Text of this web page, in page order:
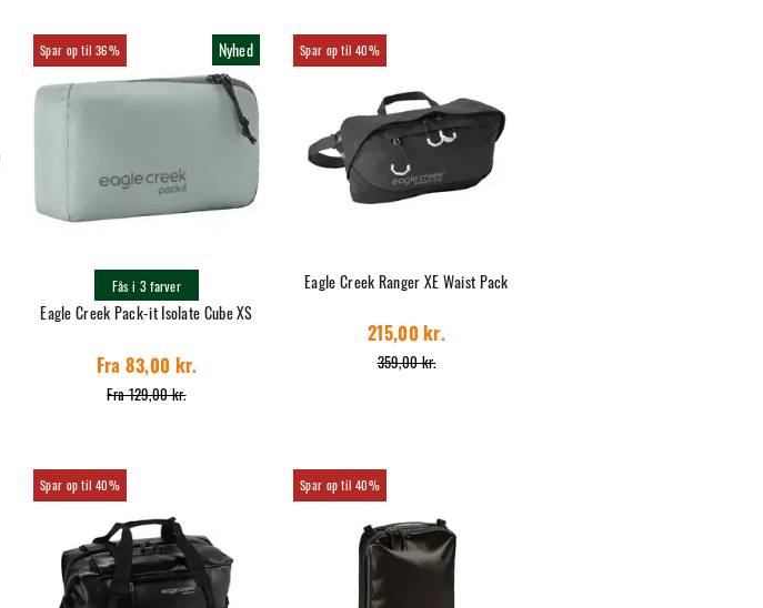
36% Nyhed
Eagle Creek Pack-it Isolate Cube XS
Fra 129,00 kr.
Fra 83,00 kr.
Fås i 3 farver
40%
Eagle Creek Ranger XE Waist Pack
359,00 kr.
215,00 kr.
40% 40%